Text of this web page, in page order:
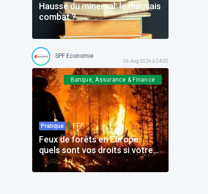
Hausse du minerval: le mauvais
combat ?
SPF Economie
06 Aug 2026 à 04:00
Banque, Assurance & Finance
Pratique F.F.F.
Feux de forêts en Europe:
quels sont vos droits si votre
voyage est impacté ?